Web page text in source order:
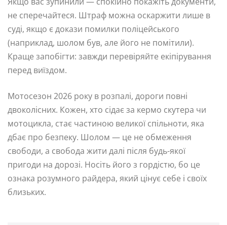
не сперечайтеся. Штраф можна оскаржити лише в
суді, якщо є докази помилки поліцейського
(наприклад, шолом був, але його не помітили).
Краще запобігти: завжди перевіряйте екіпірування
перед виїздом.
Мотосезон 2026 року в розпалі, дороги повні
двоколісних. Кожен, хто сідає за кермо скутера чи
мотоцикла, стає частиною великої спільноти, яка
дбає про безпеку. Шолом — це не обмеження
свободи, а свобода жити далі після будь-якої
пригоди на дорозі. Носіть його з гордістю, бо це
ознака розумного райдера, який цінує себе і своїх
близьких.